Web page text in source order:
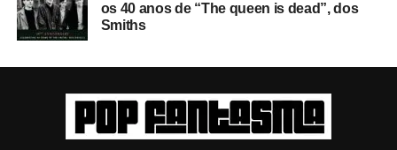
os 40 anos de “The queen is dead”, dos
Smiths